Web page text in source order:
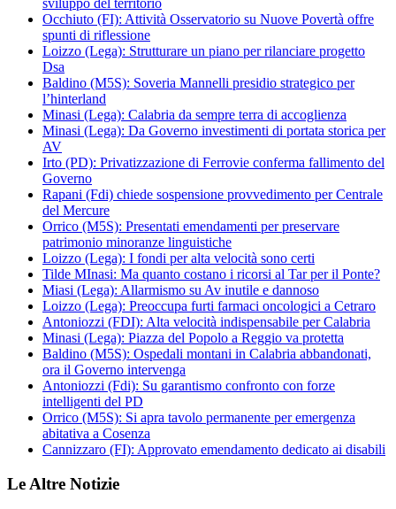
sviluppo del territorio
Occhiuto (FI): Attività Osservatorio su Nuove Povertà offre
spunti di riflessione
Loizzo (Lega): Strutturare un piano per rilanciare progetto
Dsa
Baldino (M5S): Soveria Mannelli presidio strategico per
l’hinterland
Minasi (Lega): Calabria da sempre terra di accoglienza
Minasi (Lega): Da Governo investimenti di portata storica per
AV
Irto (PD): Privatizzazione di Ferrovie conferma fallimento del
Governo
Rapani (Fdi) chiede sospensione provvedimento per Centrale
del Mercure
Orrico (M5S): Presentati emendamenti per preservare
patrimonio minoranze linguistiche
Loizzo (Lega): I fondi per alta velocità sono certi
Tilde MInasi: Ma quanto costano i ricorsi al Tar per il Ponte?
Miasi (Lega): Allarmismo su Av inutile e dannoso
Loizzo (Lega): Preoccupa furti farmaci oncologici a Cetraro
Antoniozzi (FDI): Alta velocità indispensabile per Calabria
Minasi (Lega): Piazza del Popolo a Reggio va protetta
Baldino (M5S): Ospedali montani in Calabria abbandonati,
ora il Governo intervenga
Antoniozzi (Fdi): Su garantismo confronto con forze
intelligenti del PD
Orrico (M5S): Si apra tavolo permanente per emergenza
abitativa a Cosenza
Cannizzaro (FI): Approvato emendamento dedicato ai disabili
Le Altre Notizie